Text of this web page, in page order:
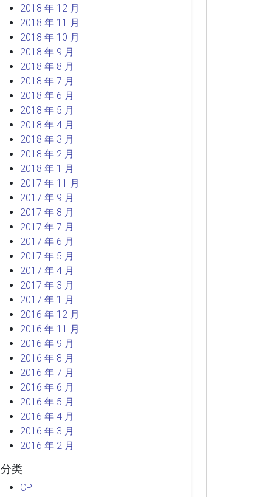
2018 年 12 月
2018 年 11 月
2018 年 10 月
2018 年 9 月
2018 年 8 月
2018 年 7 月
2018 年 6 月
2018 年 5 月
2018 年 4 月
2018 年 3 月
2018 年 2 月
2018 年 1 月
2017 年 11 月
2017 年 9 月
2017 年 8 月
2017 年 7 月
2017 年 6 月
2017 年 5 月
2017 年 4 月
2017 年 3 月
2017 年 1 月
2016 年 12 月
2016 年 11 月
2016 年 9 月
2016 年 8 月
2016 年 7 月
2016 年 6 月
2016 年 5 月
2016 年 4 月
2016 年 3 月
2016 年 2 月
分类
CPT